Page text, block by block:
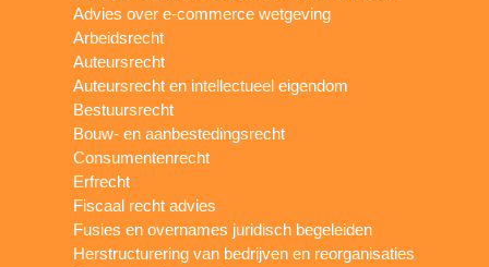
Advies over e-commerce wetgeving
Arbeidsrecht
Auteursrecht
Auteursrecht en intellectueel eigendom
Bestuursrecht
Bouw- en aanbestedingsrecht
Consumentenrecht
Erfrecht
Fiscaal recht advies
Fusies en overnames juridisch begeleiden
Herstructurering van bedrijven en reorganisaties